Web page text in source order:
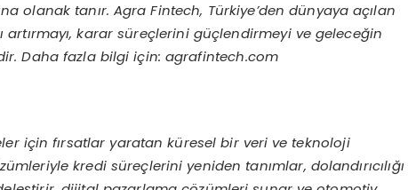
olanak tanır. Agra Fintech, Türkiye’den dünyaya açılan
karar süreçlerini güçlendirmeyi ve geleceğin
Daha fazla bilgi için: agrafintech.com
için fırsatlar yaratan küresel bir veri ve teknoloji
kredi süreçlerini yeniden tanımlar, dolandırıcılığı